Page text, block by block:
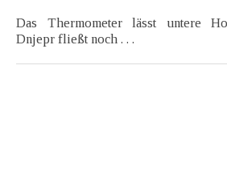
Das Thermometer lässt untere
Dnjepr fließt noch . . .